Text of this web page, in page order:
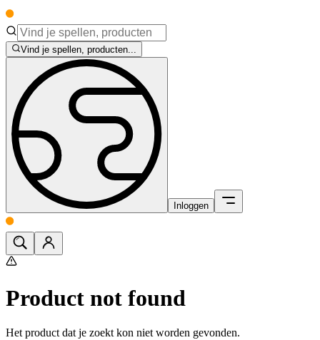
Vind je spellen, producten...
Inloggen
Product not found
Het product dat je zoekt kon niet worden gevonden.